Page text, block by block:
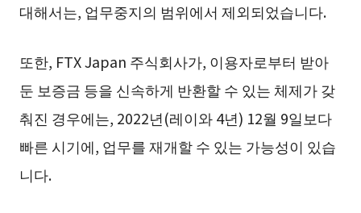
대해서는, 업무중지의 범위에서 제외되었습니다.
또한, FTX Japan 주식회사가, 이용자로부터 받아
둔 보증금 등을 신속하게 반환할 수 있는 체제가 갖
춰진 경우에는, 2022년(레이와 4년) 12월 9일보다
빠른 시기에, 업무를 재개할 수 있는 가능성이 있습
니다.